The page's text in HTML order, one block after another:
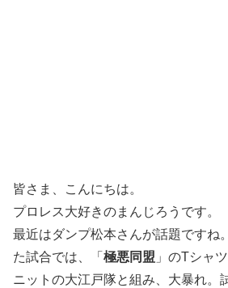
皆さま、こんにちは。
プロレス大好きのまんじろうです。
最近はダンプ松本さんが話題ですね
た試合では、「 極悪同盟 」のTシャ
ニットの大江戸隊と組み、大暴れ。